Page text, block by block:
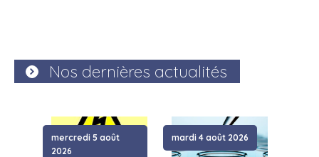
Nos dernières actualités
mercredi 5 août
2026
mardi 4 août 2026